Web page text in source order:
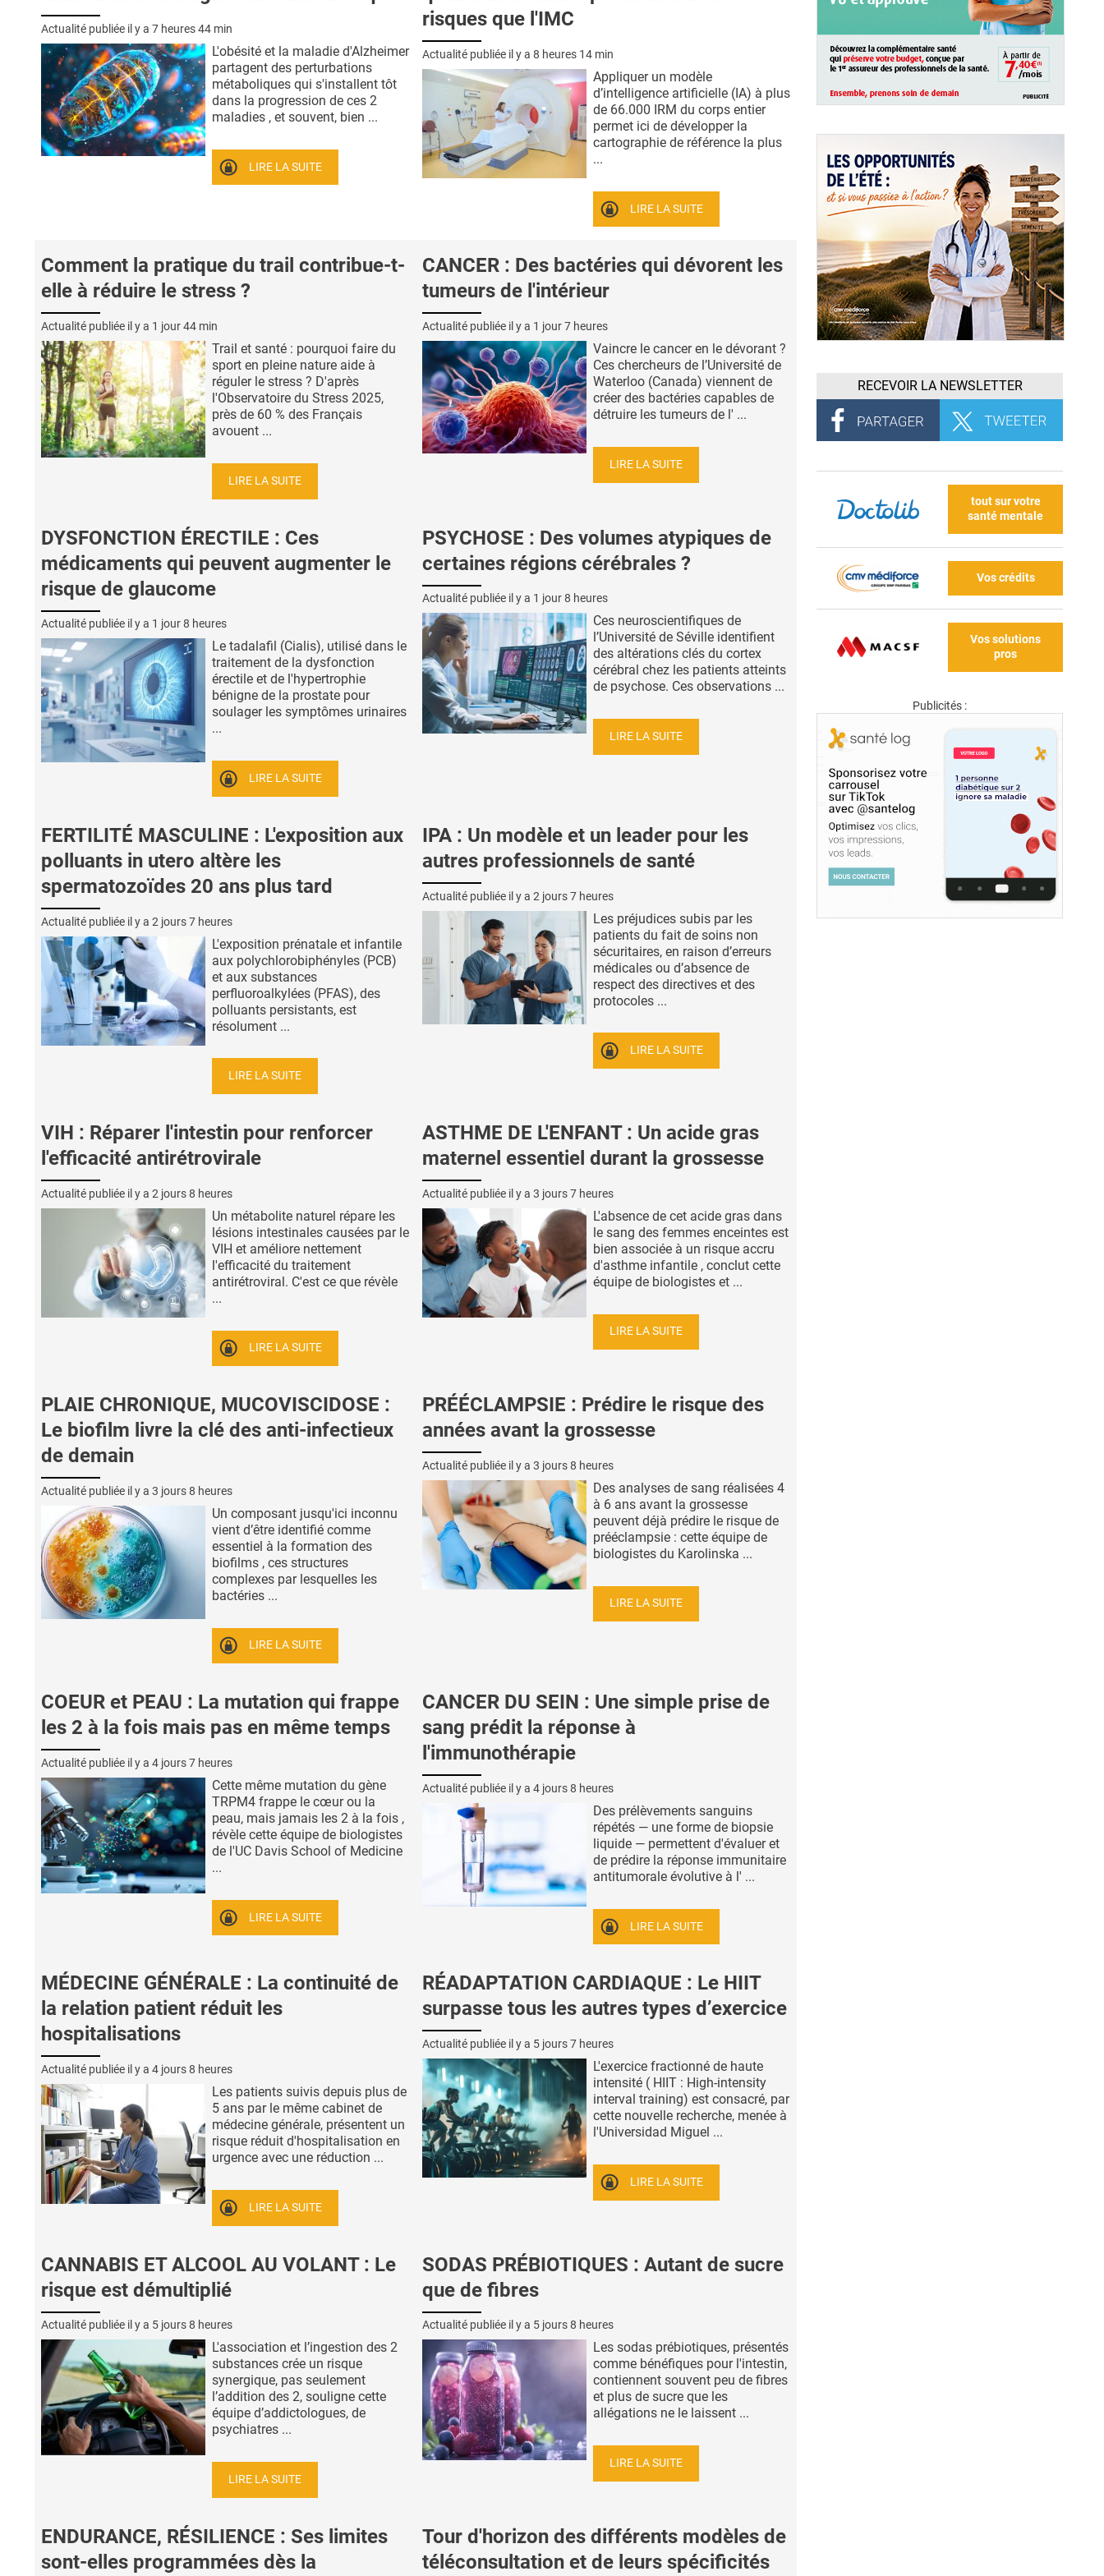
Actualité publiée il y a 7 heures 44 min
L'obésité et la maladie d'Alzheimer
partagent des perturbations
métaboliques qui s'installent tôt
dans la progression de ces 2
maladies , et souvent, bien ...
LIRE LA SUITE
risques que l'IMC
Actualité publiée il y a 8 heures 14 min
Appliquer un modèle
d’intelligence artificielle (IA) à plus
de 66.000 IRM du corps entier
permet ici de développer la
cartographie de référence la plus
...
LIRE LA SUITE
Comment la pratique du trail contribue-t-
elle à réduire le stress ?
Actualité publiée il y a 1 jour 44 min
Trail et santé : pourquoi faire du
sport en pleine nature aide à
réguler le stress ? D'après
l'Observatoire du Stress 2025,
près de 60 % des Français
avouent ...
LIRE LA SUITE
CANCER : Des bactéries qui dévorent les
tumeurs de l'intérieur
Actualité publiée il y a 1 jour 7 heures
Vaincre le cancer en le dévorant ?
Ces chercheurs de l’Université de
Waterloo (Canada) viennent de
créer des bactéries capables de
détruire les tumeurs de l' ...
LIRE LA SUITE
DYSFONCTION ÉRECTILE : Ces
médicaments qui peuvent augmenter le
risque de glaucome
Actualité publiée il y a 1 jour 8 heures
Le tadalafil (Cialis), utilisé dans le
traitement de la dysfonction
érectile et de l'hypertrophie
bénigne de la prostate pour
soulager les symptômes urinaires
...
LIRE LA SUITE
PSYCHOSE : Des volumes atypiques de
certaines régions cérébrales ?
Actualité publiée il y a 1 jour 8 heures
Ces neuroscientifiques de
l’Université de Séville identifient
des altérations clés du cortex
cérébral chez les patients atteints
de psychose. Ces observations ...
LIRE LA SUITE
FERTILITÉ MASCULINE : L'exposition aux
polluants in utero altère les
spermatozoïdes 20 ans plus tard
Actualité publiée il y a 2 jours 7 heures
L'exposition prénatale et infantile
aux polychlorobiphényles (PCB)
et aux substances
perfluoroalkylées (PFAS), des
polluants persistants, est
résolument ...
LIRE LA SUITE
IPA : Un modèle et un leader pour les
autres professionnels de santé
Actualité publiée il y a 2 jours 7 heures
Les préjudices subis par les
patients du fait de soins non
sécuritaires, en raison d’erreurs
médicales ou d’absence de
respect des directives et des
protocoles ...
LIRE LA SUITE
VIH : Réparer l'intestin pour renforcer
l'efficacité antirétrovirale
Actualité publiée il y a 2 jours 8 heures
Un métabolite naturel répare les
lésions intestinales causées par le
VIH et améliore nettement
l'efficacité du traitement
antirétroviral. C'est ce que révèle
...
LIRE LA SUITE
ASTHME DE L'ENFANT : Un acide gras
maternel essentiel durant la grossesse
Actualité publiée il y a 3 jours 7 heures
L'absence de cet acide gras dans
le sang des femmes enceintes est
bien associée à un risque accru
d'asthme infantile , conclut cette
équipe de biologistes et ...
LIRE LA SUITE
PLAIE CHRONIQUE, MUCOVISCIDOSE :
Le biofilm livre la clé des anti-infectieux
de demain
Actualité publiée il y a 3 jours 8 heures
Un composant jusqu'ici inconnu
vient d’être identifié comme
essentiel à la formation des
biofilms , ces structures
complexes par lesquelles les
bactéries ...
LIRE LA SUITE
PRÉÉCLAMPSIE : Prédire le risque des
années avant la grossesse
Actualité publiée il y a 3 jours 8 heures
Des analyses de sang réalisées 4
à 6 ans avant la grossesse
peuvent déjà prédire le risque de
prééclampsie : cette équipe de
biologistes du Karolinska ...
LIRE LA SUITE
COEUR et PEAU : La mutation qui frappe
les 2 à la fois mais pas en même temps
Actualité publiée il y a 4 jours 7 heures
Cette même mutation du gène
TRPM4 frappe le cœur ou la
peau, mais jamais les 2 à la fois ,
révèle cette équipe de biologistes
de l'UC Davis School of Medicine
...
LIRE LA SUITE
CANCER DU SEIN : Une simple prise de
sang prédit la réponse à
l'immunothérapie
Actualité publiée il y a 4 jours 8 heures
Des prélèvements sanguins
répétés — une forme de biopsie
liquide — permettent d'évaluer et
de prédire la réponse immunitaire
antitumorale évolutive à l' ...
LIRE LA SUITE
MÉDECINE GÉNÉRALE : La continuité de
la relation patient réduit les
hospitalisations
Actualité publiée il y a 4 jours 8 heures
Les patients suivis depuis plus de
5 ans par le même cabinet de
médecine générale, présentent un
risque réduit d'hospitalisation en
urgence avec une réduction ...
LIRE LA SUITE
RÉADAPTATION CARDIAQUE : Le HIIT
surpasse tous les autres types d’exercice
Actualité publiée il y a 5 jours 7 heures
L'exercice fractionné de haute
intensité ( HIIT : High-intensity
interval training) est consacré, par
cette nouvelle recherche, menée à
l'Universidad Miguel ...
LIRE LA SUITE
CANNABIS ET ALCOOL AU VOLANT : Le
risque est démultiplié
Actualité publiée il y a 5 jours 8 heures
L'association et l’ingestion des 2
substances crée un risque
synergique, pas seulement
l’addition des 2, souligne cette
équipe d’addictologues, de
psychiatres ...
LIRE LA SUITE
SODAS PRÉBIOTIQUES : Autant de sucre
que de fibres
Actualité publiée il y a 5 jours 8 heures
Les sodas prébiotiques, présentés
comme bénéfiques pour l'intestin,
contiennent souvent peu de fibres
et plus de sucre que les
allégations ne le laissent ...
LIRE LA SUITE
ENDURANCE, RÉSILIENCE : Ses limites
sont-elles programmées dès la
Tour d'horizon des différents modèles de
téléconsultation et de leurs spécificités
RECEVOIR LA NEWSLETTER
tout sur votre
santé mentale
Vos crédits
Vos solutions
pros
Publicités :